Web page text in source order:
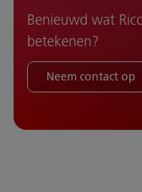
Benieuwd wat
betekenen?
Neem contact op